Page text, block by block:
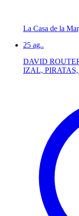
La Casa de la
25 ag..
DAVID
IZAL,